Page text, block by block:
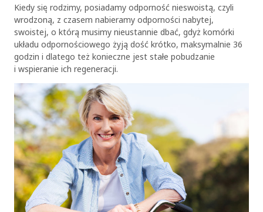
Kiedy się rodzimy, posiadamy odporność nieswoistą, czyli
wrodzoną, z czasem nabieramy odporności nabytej,
swoistej, o którą musimy nieustannie dbać, gdyż komórki
układu odpornościowego żyją dość krótko, maksymalnie 36
godzin i dlatego też konieczne jest stałe pobudzanie
i wspieranie ich regeneracji.